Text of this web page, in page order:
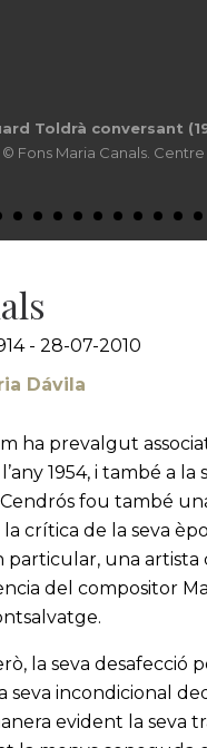
Toldrà conversant
© Fons Maria Canals.
- 28-07-2010
Dávila
ha prevalgut
1954, i també a
Cendrós fou també
crítica de la seva
una artista
del compositor
la seva desafecció
seva incondicional
evident la seva